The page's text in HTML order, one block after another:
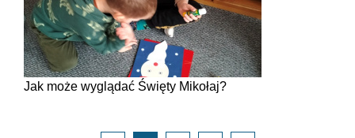
Jak może wyglądać Święty Mikołaj?